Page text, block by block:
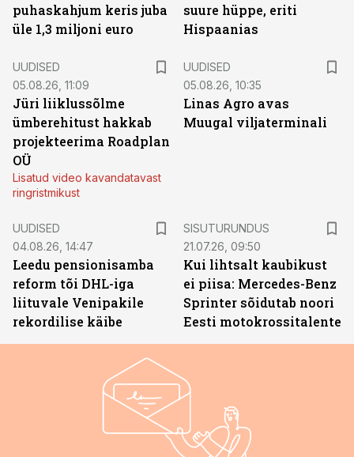
puhaskahjum keris juba
üle 1,3 miljoni euro
suure hüppe, eriti
Hispaanias
UUDISED
05.08.26, 11:09
Jüri liiklussõlme
ümberehitust hakkab
projekteerima Roadplan
OÜ
Lisatud video kavandatavast
ringristmikust
UUDISED
05.08.26, 10:35
Linas Agro avas
Muugal viljaterminali
UUDISED
04.08.26, 14:47
Leedu pensionisamba
reform tõi DHL-iga
liituvale Venipakile
rekordilise käibe
SISUTURUNDUS
21.07.26, 09:50
Kui lihtsalt kaubikust
ei piisa: Mercedes-Benz
Sprinter sõidutab noori
Eesti motokrossitalente